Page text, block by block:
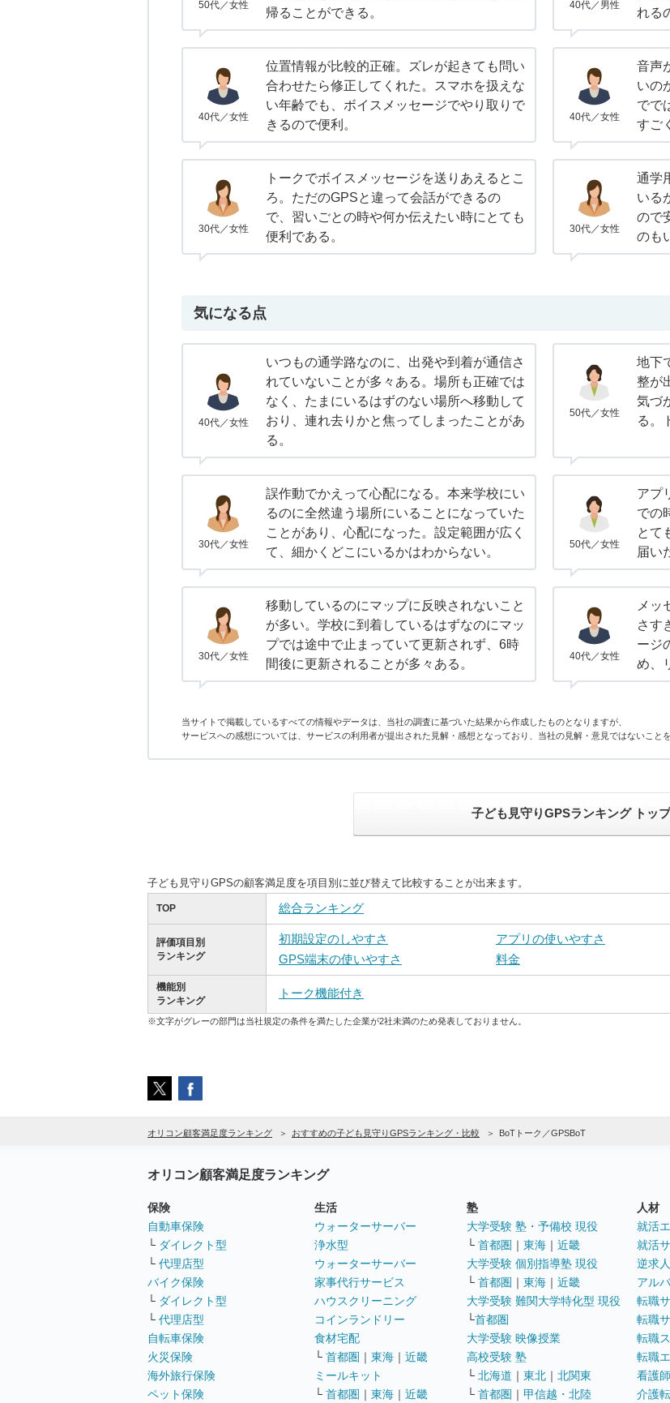
50代／女性
帰ることができる。
40代／男性
れる
40代／女性
位置情報が比較的正確。ズレが起きても問い
合わせたら修正してくれた。スマホを扱えな
い年齢でも、ボイスメッセージでやり取りで
きるので便利。
40代／女性
音声
いの
でで
すご
30代／女性
トークでボイスメッセージを送りあえるとこ
ろ。ただのGPSと違って会話ができるの
で、習いごとの時や何か伝えたい時にとても
便利である。
30代／女性
通学
いる
ので
のも
気になる点
40代／女性
いつもの通学路なのに、出発や到着が通信さ
れていないことが多々ある。場所も正確では
なく、たまにいるはずのない場所へ移動して
おり、連れ去りかと焦ってしまったことがあ
る。
50代／女性
地下
整が
気づ
る。
30代／女性
誤作動でかえって心配になる。本来学校にい
るのに全然違う場所にいることになっていた
ことがあり、心配になった。設定範囲が広く
て、細かくどこにいるかはわからない。
50代／女性
アプ
での
とて
届い
30代／女性
移動しているのにマップに反映されないこと
が多い。学校に到着しているはずなのにマッ
プでは途中で止まっていて更新されず、6時
間後に更新されることが多々ある。
40代／女性
メッ
さす
ージ
め、
当サイトで掲載しているすべての情報やデータは、当社の調査に基づいた結果から作成したものとなりますが、
サービスへの感想については、サービスの利用者が提出された見解・感想となっており、当社の見解・意見ではないこと
子ども見守りGPSランキング トッ
子ども見守りGPSの顧客満足度を項目別に並び替えて比較することが出来ます。
TOP 総合ランキング
評価項目別
ランキング
初期設定のしやすさ アプリの使いやすさ
GPS端末の使いやすさ
料金
機能別
ランキング
トーク機能付き
※文字がグレーの部門は当社規定の条件を満たした企業が2社未満のため発表しておりません。
オリコン顧客満足度ランキング おすすめの子ども見守りGPSランキング・比較 BoTトーク／GPSBoT
オリコン顧客満足度ランキング
保険
自動車保険
└ ダイレクト型
└ 代理店型
バイク保険
└ ダイレクト型
└ 代理店型
自転車保険
火災保険
海外旅行保険
ペット保険
生活
ウォーターサーバー
浄水型
ウォーターサーバー
家事代行サービス
ハウスクリーニング
コインランドリー
食材宅配
└ 首都圏 ｜ 東海 ｜ 近畿
ミールキット
└ 首都圏 ｜ 東海 ｜ 近畿
塾
大学受験 塾・予備校 現役
└ 首都圏 ｜ 東海 ｜ 近畿
大学受験 個別指導塾 現役
└ 首都圏 ｜ 東海 ｜ 近畿
大学受験 難関大学特化型 現役
└首都圏
大学受験 映像授業
高校受験 塾
└ 北海道 ｜ 東北 ｜ 北関東
└ 首都圏 ｜ 甲信越・北陸
人材
就活
就活
逆求
アル
転職
転職
転職
転職
看護
介護